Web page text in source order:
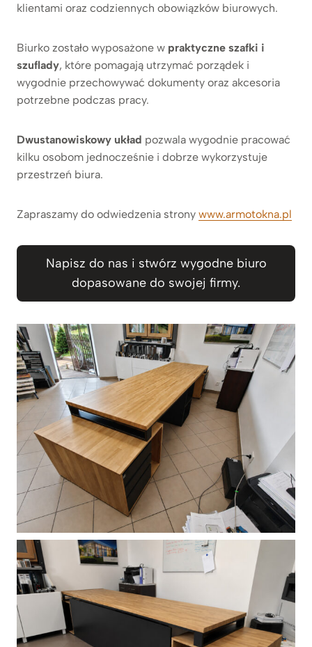
klientami oraz codziennych obowiązków biurowych.
Biurko zostało wyposażone w praktyczne szafki i
szuflady, które pomagają utrzymać porządek i
wygodnie przechowywać dokumenty oraz akcesoria
potrzebne podczas pracy.
Dwustanowiskowy układ pozwala wygodnie pracować
kilku osobom jednocześnie i dobrze wykorzystuje
przestrzeń biura.
Zapraszamy do odwiedzenia strony www.armotokna.pl
Napisz do nas i stwórz wygodne biuro
dopasowane do swojej firmy.